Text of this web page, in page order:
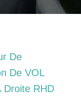
De
De VOL
Droite RHD